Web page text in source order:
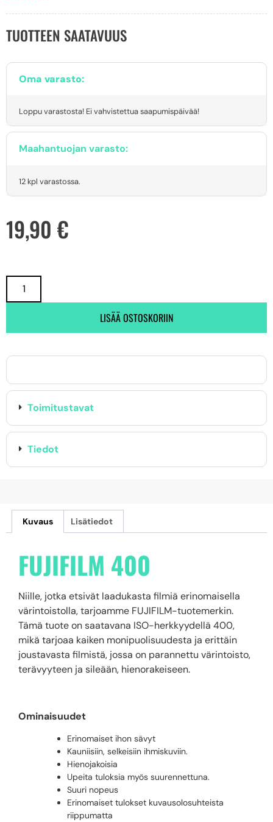
TUOTTEEN SAATAVUUS
Oma varasto:
Loppu varastosta! Ei vahvistettua saapumispäivää!
Maahantuojan varasto:
12 kpl varastossa.
19,90 €
LISÄÄ OSTOSKORIIN
Toimitustavat
Tiedot
Kuvaus Lisätiedot
FUJIFILM 400
Niille, jotka etsivät laadukasta filmiä erinomaisella
värintoistolla, tarjoamme FUJIFILM-tuotemerkin.
Tämä tuote on saatavana ISO-herkkyydellä 400,
mikä tarjoaa kaiken monipuolisuudesta ja erittäin
joustavasta filmistä, jossa on parannettu värintoisto,
terävyyteen ja sileään, hienorakeiseen.
Ominaisuudet
Erinomaiset ihon sävyt
Kauniisiin, selkeisiin ihmiskuviin.
Hienojakoisia
Upeita tuloksia myös suurennettuna.
Suuri nopeus
Erinomaiset tulokset kuvausolosuhteista
riippumatta